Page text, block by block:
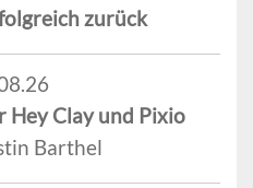
zurück
Hey Clay und Pixio
Barthel